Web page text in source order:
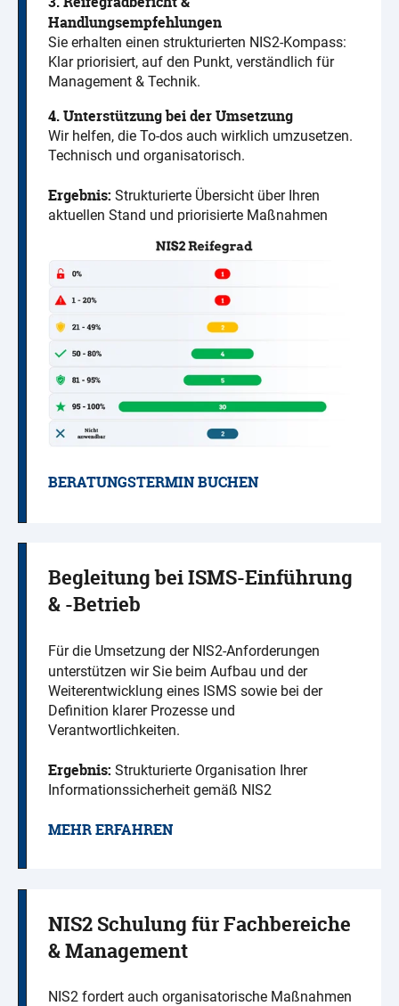
Handlungsempfehlungen
Sie erhalten einen strukturierten NIS2-Kompass:
Klar priorisiert, auf den Punkt, verständlich für
Management & Technik.
4. Unterstützung bei der Umsetzung
Wir helfen, die To-dos auch wirklich umzusetzen.
Technisch und organisatorisch.
Ergebnis: Strukturierte Übersicht über Ihren
aktuellen Stand und priorisierte Maßnahmen
BERATUNGSTERMIN BUCHEN
Begleitung bei ISMS-Einführung
& -Betrieb
Für die Umsetzung der NIS2-Anforderungen
unterstützen wir Sie beim Aufbau und der
Weiterentwicklung eines ISMS sowie bei der
Definition klarer Prozesse und
Verantwortlichkeiten.
Ergebnis: Strukturierte Organisation Ihrer
Informationssicherheit gemäß NIS2
MEHR ERFAHREN
NIS2 Schulung für Fachbereiche
& Management
NIS2 fordert auch organisatorische Maßnahmen